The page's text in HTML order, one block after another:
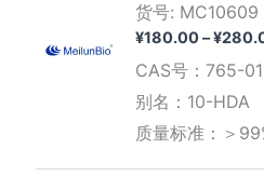
货号: MC10609
¥180.00–¥
CAS号：765-
别名：10-HDA
质量标准：＞